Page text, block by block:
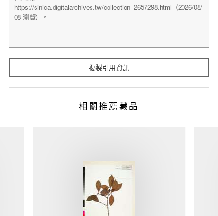
複製引用資訊
相關推薦藏品